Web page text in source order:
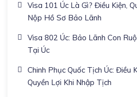
Visa 101 Úc Là Gì? Điều Kiện,
Nộp Hồ Sơ Bảo Lãnh
Visa 802 Úc: Bảo Lãnh Con
Tại Úc
Chinh Phục Quốc Tịch Úc: Điều
Quyền Lợi Khi Nhập Tịch